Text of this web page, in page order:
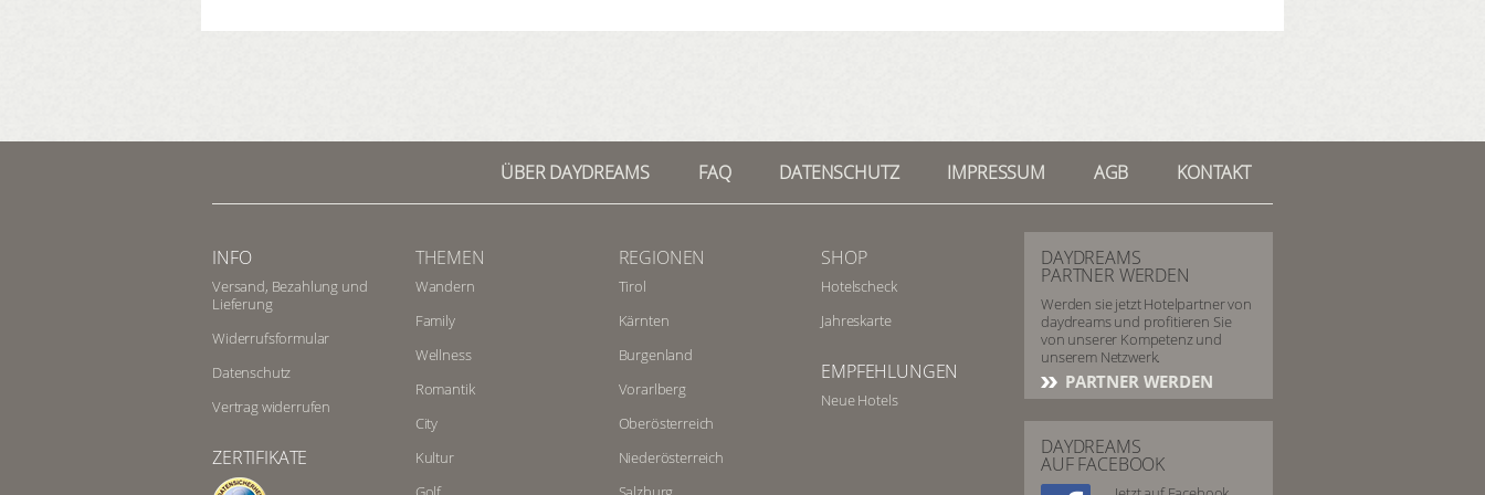
ÜBER DAYDREAMS FAQ DATENSCHUTZ IMPRESSUM AGB KONTAKT
INFO
Versand, Bezahlung und
Lieferung
Widerrufsformular
Datenschutz
Vertrag widerrufen
ZERTIFIKATE
THEMEN
Wandern
Family
Wellness
Romantik
City
Kultur
REGIONEN
Tirol
Kärnten
Burgenland
Vorarlberg
Oberösterreich
Niederösterreich
SHOP
Hotelscheck
Jahreskarte
EMPFEHLUNGEN
Neue Hotels
DAYDREAMS
PARTNER WERDEN
Werden sie jetzt Hotelpartner von
daydreams und profitieren Sie
von unserer Kompetenz und
unserem Netzwerk.
PARTNER WERDEN
DAYDREAMS
AUF FACEBOOK